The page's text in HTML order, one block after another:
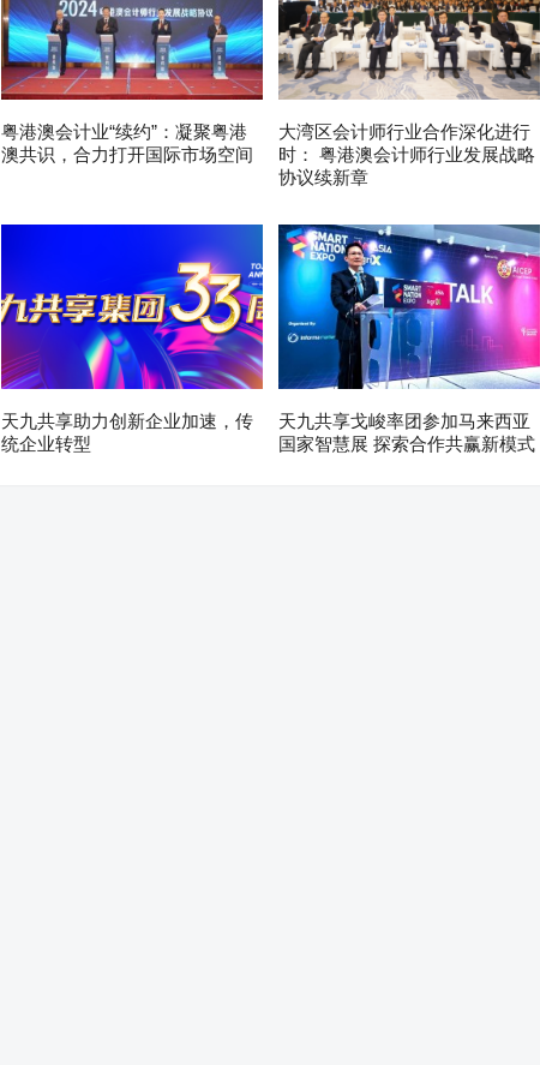
粤港澳会计业“续约”：凝聚粤港
澳共识，合力打开国际市场空间
大湾区会计师行业合作深化进行
时： 粤港澳会计师行业发展战略
协议续新章
天九共享助力创新企业加速，传
统企业转型
天九共享戈峻率团参加马来西亚
国家智慧展 探索合作共赢新模式